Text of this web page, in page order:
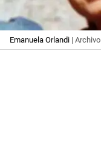
Emanuela Orlandi | Archivo